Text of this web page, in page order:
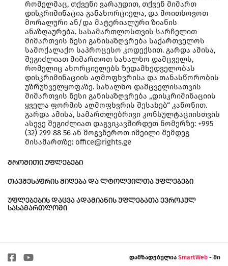
რომელმაც, თქვენი ვარაუდით, თქვენ მიმართ
დისკრიმინაცია განახორციელა, და მოითხოვოთ
მორალური ან/და მატერიალური ზიანის
ანაზღაურება. სასამართლოსთვის სარჩელით
მიმართვის წესი განისაზღვრება საქართველოს
სამოქალაქო საპროცესო კოდექსით. გარდა ამისა,
შეგიძლიათ მიმართოთ სახალხო დამცველს,
რომელიც ახორციელებს ზედამხედველობას
დისკრიმინაციის აღმოფხვრისა და თანასწორობის
უზრუნველყოფაზე. სახალხო დამცველისათვის
მიმართვის წესი განისაზღვრება „დისკრიმინაციის
ყველა ფორმის აღმოფხვრის შესახებ“ კანონით.
გარდა ამისა, სამართლებრივი კონსულტაციისთვის
ასევე შეგიძლიათ დაგვიკავშირდეთ ნომერზე: +995
(32) 299 88 56 ან მოგვწეროთ იმეილი შემდეგ
მისამართზე: office@rights.ge
ᲨᲠᲝᲛᲘᲗᲘ ᲣᲤᲚᲔᲑᲔᲑᲘ
ᲗᲐᲕᲨᲔᲡᲐᲤᲠᲘᲡ ᲛᲘᲦᲔᲑᲐ ᲓᲐ ᲚᲢᲝᲚᲕᲘᲚᲗᲐ ᲣᲤᲚᲔᲑᲔᲑᲘ
ᲣᲤᲚᲔᲑᲔᲑᲘᲡ ᲓᲐᲪᲕᲐ ᲐᲓᲐᲛᲘᲐᲜᲘᲡ ᲣᲤᲚᲔᲑᲐᲗᲐ ᲔᲕᲠᲝᲞᲣᲚ
ᲡᲐᲡᲐᲛᲐᲠᲗᲚᲝᲨᲘ
დამზადებულია SmartWeb - ში